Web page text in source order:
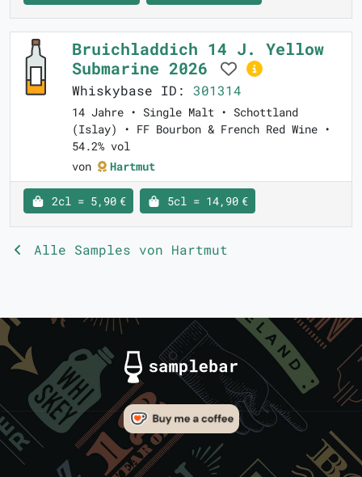
Bruichladdich 14 J. Yellow
Submarine 2026
Whiskybase ID: 301314
14 Jahre • Single Malt • Schottland
(Islay) • FF Bourbon & French Red Wine •
54.2% vol
von
Hartmut
2cl = 5,90 € 5cl = 14,90 €
Alle Samples von Hartmut